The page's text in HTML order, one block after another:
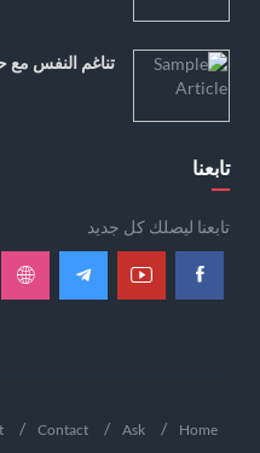
تناغم النفس مع
تابعنا
تابعنا ليصلك كل جديد
Home
Ask
Contact